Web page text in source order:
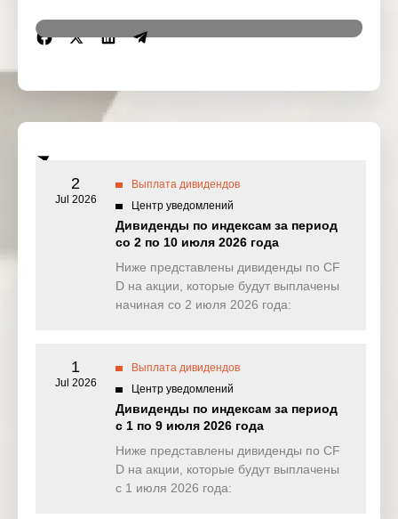
Region
JPMORGAN
O
DGC
General
Corp
7 Oct 2025
Societe
Generale
HK CHINALIFE
CHINA LIFE
INTU Intuit Inc 9 Oct 2025
KGF
Kingfisher
PLC
9 Oct 2025
2
Jul 2026
Выплата дивидендов
Центр уведомлений
Дивиденды по индексам за период
со 2 по 10 июля 2026 года
Ниже представлены дивиденды по CF
D на акции, которые будут выплачены
начиная со 2 июля 2026 года:
1
Jul 2026
Выплата дивидендов
Центр уведомлений
Дивиденды по индексам за период
с 1 по 9 июля 2026 года
Ниже представлены дивиденды по CF
D на акции, которые будут выплачены
с 1 июля 2026 года: